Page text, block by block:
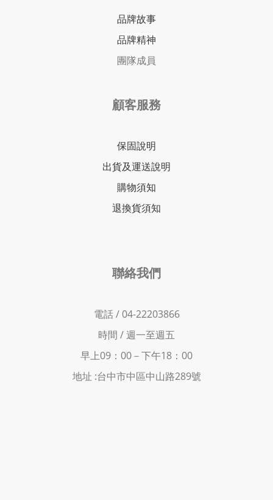
品牌故事
品牌精神
團隊成員
顧客服務
保固說明
出貨及運送說明
購物須知
退換貨須知
聯絡我們
電話 / 04-22203866
時間 /週一至週五
早上09：00－下午18：00
地址 :台中市中區中山路289號